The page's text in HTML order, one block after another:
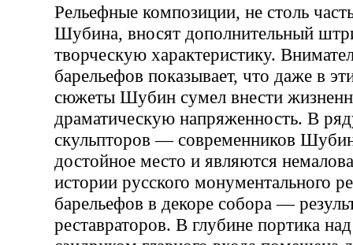
Рельефные композиции, не столь
Шубина, вносят дополнительный
творческую характеристику.
барельефов показывает, что даже в
сюжеты Шубин сумел внести
драматическую напряженность. В
скульпторов — современников
достойное место и являются
истории русского монументального
барельефов в декоре собора —
реставраторов. В глубине портика